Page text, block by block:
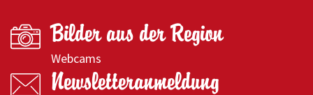
Bilder aus der Region
Webcams
Newsletteranmeldung